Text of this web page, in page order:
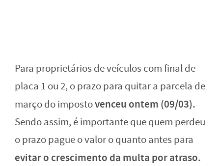
Para proprietários de veículos com final de
placa 1 ou 2, o prazo para quitar a parcela de
março do impostovenceu ontem (09/03).
Sendo assim, é importante que quem perdeu
o prazo pague o valor o quanto antes para
evitar o crescimento da multa por atraso.